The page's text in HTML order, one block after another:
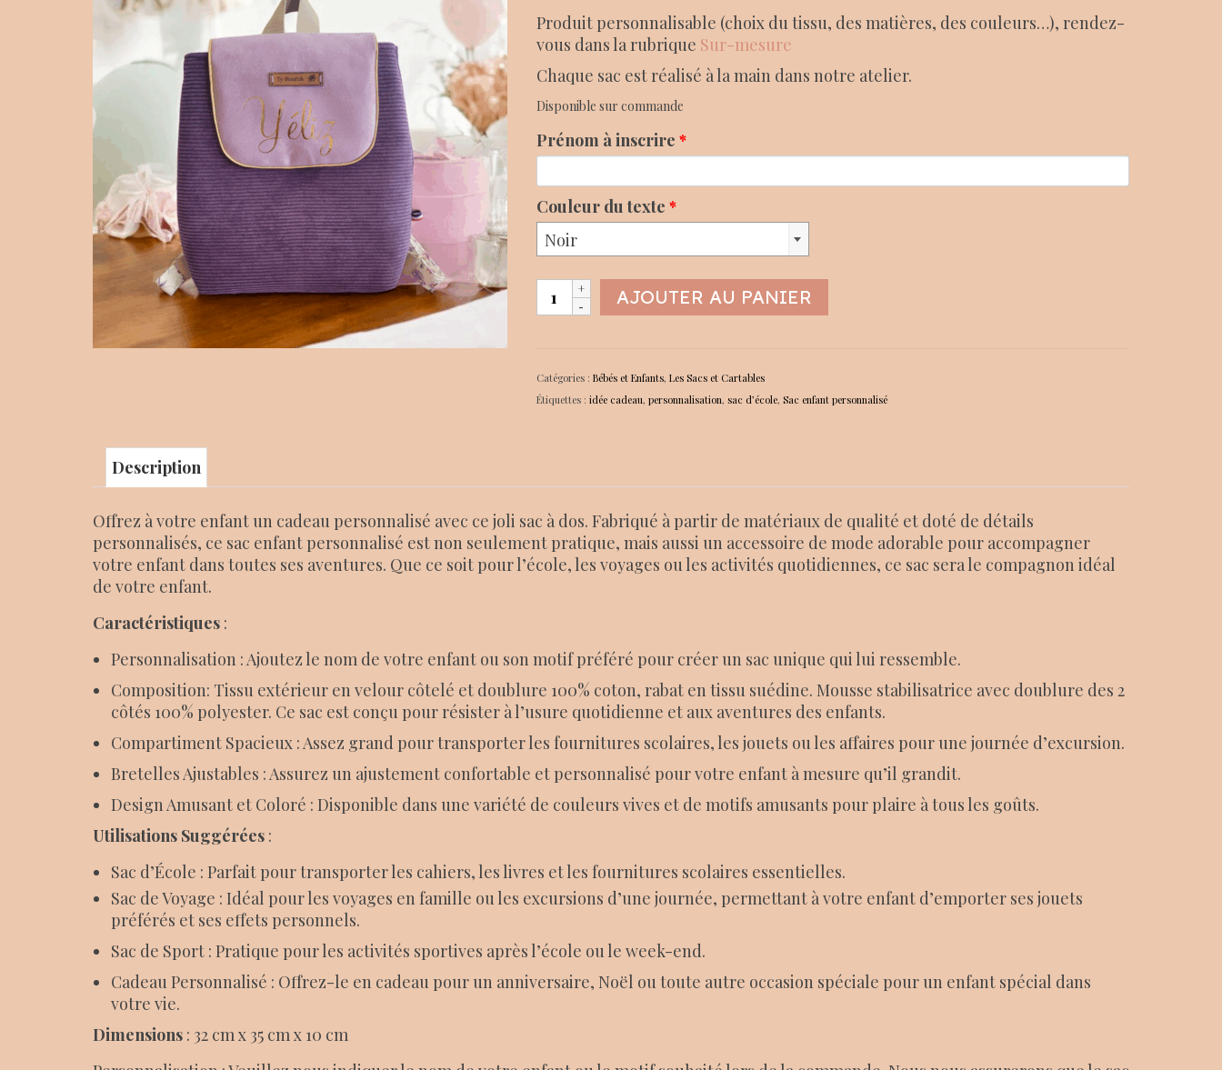
Produit personnalisable (choix du tissu, des matières, des couleurs…), rendez-
vous dans la rubrique Sur-mesure
Chaque sac est réalisé à la main dans notre atelier.
Disponible sur commande
Prénom à inscrire *
Couleur du texte *
Noir
quantité
de
velour
côtelé
AJOUTER AU PANIER
Catégories : Bébés et Enfants, Les Sacs et Cartables
Étiquettes : idée cadeau, personnalisation, sac d’école, Sac enfant personnalisé
Description
Offrez à votre enfant un cadeau personnalisé avec ce joli sac à dos. Fabriqué à partir de matériaux de qualité et doté de détails
personnalisés, ce sac enfant personnalisé est non seulement pratique, mais aussi un accessoire de mode adorable pour accompagner
votre enfant dans toutes ses aventures. Que ce soit pour l’école, les voyages ou les activités quotidiennes, ce sac sera le compagnon idéal
de votre enfant.
Caractéristiques :
Personnalisation : Ajoutez le nom de votre enfant ou son motif préféré pour créer un sac unique qui lui ressemble.
Composition: Tissu extérieur en velour côtelé et doublure 100% coton, rabat en tissu suédine. Mousse stabilisatrice avec doublure des 2
côtés 100% polyester. Ce sac est conçu pour résister à l’usure quotidienne et aux aventures des enfants.
Compartiment Spacieux : Assez grand pour transporter les fournitures scolaires, les jouets ou les affaires pour une journée d’excursion.
Bretelles Ajustables : Assurez un ajustement confortable et personnalisé pour votre enfant à mesure qu’il grandit.
Design Amusant et Coloré : Disponible dans une variété de couleurs vives et de motifs amusants pour plaire à tous les goûts.
Utilisations Suggérées :
Sac d’École : Parfait pour transporter les cahiers, les livres et les fournitures scolaires essentielles.
Sac de Voyage : Idéal pour les voyages en famille ou les excursions d’une journée, permettant à votre enfant d’emporter ses jouets
préférés et ses effets personnels.
Sac de Sport : Pratique pour les activités sportives après l’école ou le week-end.
Cadeau Personnalisé : Offrez-le en cadeau pour un anniversaire, Noël ou toute autre occasion spéciale pour un enfant spécial dans
votre vie.
Dimensions : 32 cm x 35 cm x 10 cm